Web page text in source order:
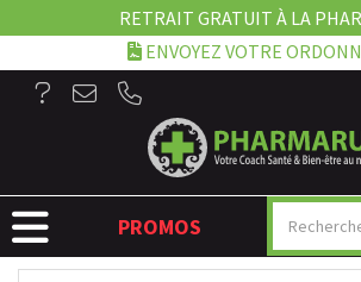
RETRAIT GRATUIT À LA
ENVOYEZ VOTRE
NAVIGATION
PROMOS